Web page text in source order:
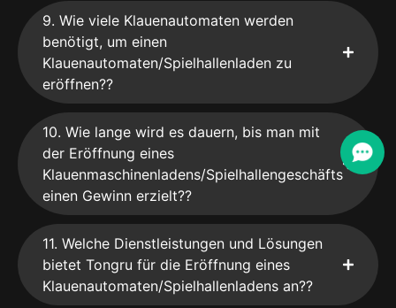
9. Wie viele Klauenautomaten werden
benötigt, um einen
Klauenautomaten/Spielhallenladen zu
eröffnen??
10. Wie lange wird es dauern, bis man mit
der Eröffnung eines
Klauenmaschinenladens/Spielhallengeschäfts
einen Gewinn erzielt??
11. Welche Dienstleistungen und Lösungen
bietet Tongru für die Eröffnung eines
Klauenautomaten/Spielhallenladens an??